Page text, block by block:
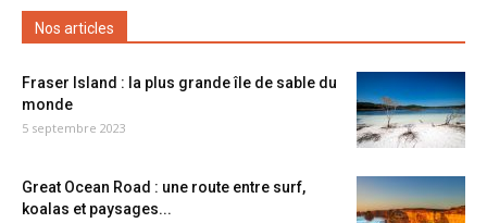
Nos articles
Fraser Island : la plus grande île de sable du
monde
5 septembre 2023
Great Ocean Road : une route entre surf,
koalas et paysages...